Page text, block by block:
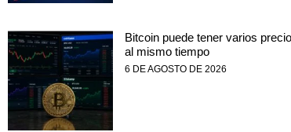
Bitcoin puede tener varios
al mismo tiempo
6 DE AGOSTO DE 2026